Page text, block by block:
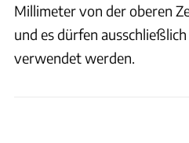
Millimeter von der oberen
und es dürfen
verwendet werden.